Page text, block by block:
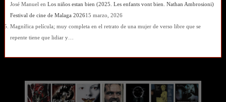
José Manuel en Los niños estan bien (2025. Les enfants vont bien. Nathan Ambrosioni)
Festival de cine de Malaga 202615 marzo, 2026
Magnífica película; muy completa en el retrato de una mujer de verso libre que se
repente tiene que lidiar y…